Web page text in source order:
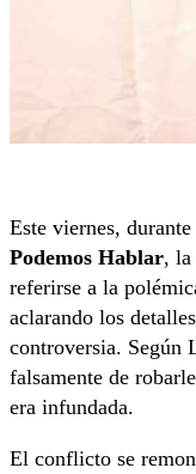
Este viernes,
Podemos Hablar, la
referirse a la
aclarando los
controversia. Según
falsamente de
era infundada.
El conflicto se